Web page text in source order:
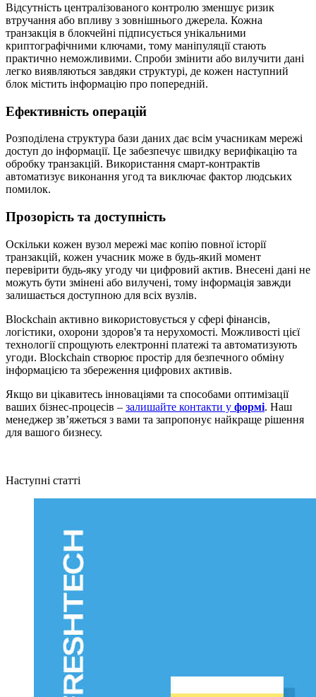
Відсутність централізованого контролю зменшує ризик
втручання або впливу з зовнішнього джерела. Кожна
транзакція в блокчейні підписується унікальними
криптографічними ключами, тому маніпуляції стають
практично неможливими. Спроби змінити або вилучити дані
легко виявляються завдяки структурі, де кожен наступний
блок містить інформацію про попередній.
Ефективність операцій
Розподілена структура бази даних дає всім учасникам мережі
доступ до інформації. Це забезпечує швидку верифікацію та
обробку транзакцій. Використання смарт-контрактів
автоматизує виконання угод та виключає фактор людських
помилок.
Прозорість та доступність
Оскільки кожен вузол мережі має копію повної історії
транзакцій, кожен учасник може в будь-який момент
перевірити будь-яку угоду чи цифровий актив. Внесені дані не
можуть бути змінені або вилучені, тому інформація завжди
залишається доступною для всіх вузлів.
Blockchain активно використовується у сфері фінансів,
логістики, охорони здоров'я та нерухомості. Можливості цієї
технології спрощують електронні платежі та автоматизують
угоди. Blockchain створює простір для безпечного обміну
інформацією та збереження цифрових активів.
Якщо ви цікавитесь інноваціями та способами оптимізації
ваших бізнес-процесів – залишайте контакти у формі. Наш
менеджер звʼяжеться з вами та запропонує найкраще рішення
для вашого бизнесу.
Наступні статті